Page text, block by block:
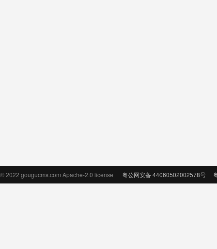
© 2022 gougucms.com Apache-2.0 license 粤公网安备 44060502002578号